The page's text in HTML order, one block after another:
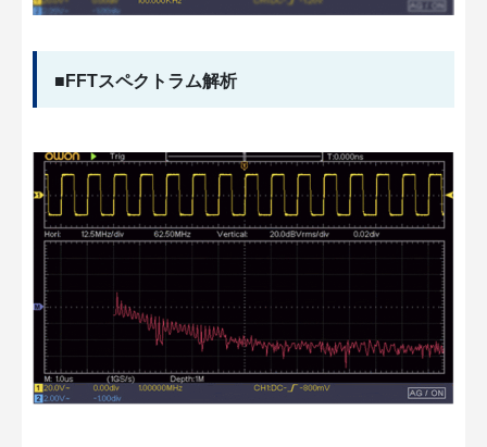
■FFTスペクトラム解析